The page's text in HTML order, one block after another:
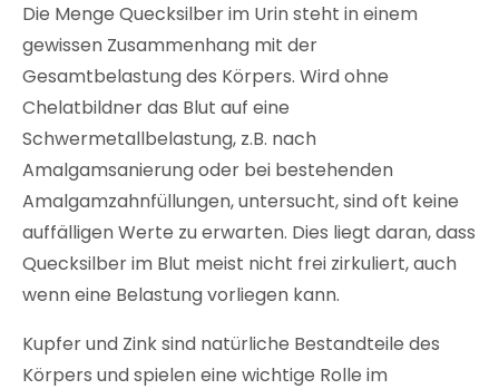
Die Menge Quecksilber im Urin steht in einem
gewissen Zusammenhang mit der
Gesamtbelastung des Körpers. Wird ohne
Chelatbildner das Blut auf eine
Schwermetallbelastung, z.B. nach
Amalgamsanierung oder bei bestehenden
Amalgamzahnfüllungen, untersucht, sind oft keine
auffälligen Werte zu erwarten. Dies liegt daran, dass
Quecksilber im Blut meist nicht frei zirkuliert, auch
wenn eine Belastung vorliegen kann.
Kupfer und Zink sind natürliche Bestandteile des
Körpers und spielen eine wichtige Rolle im